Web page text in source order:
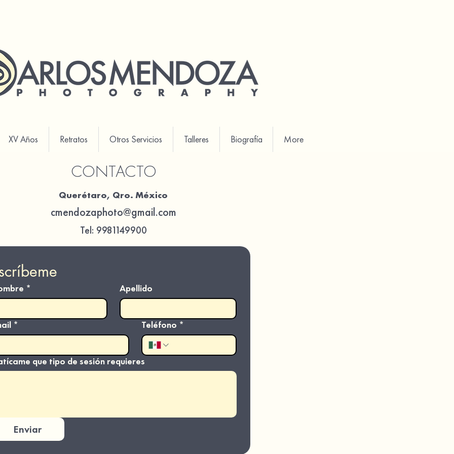
XV Años Retratos Otros Servicios Talleres Biografía More
CONTACTO
Querétaro, Qro. México
cmendozaphoto@gmail.com
Tel: 9981149900
* Apellido
* Teléfono *
que tipo de sesión requieres
Enviar